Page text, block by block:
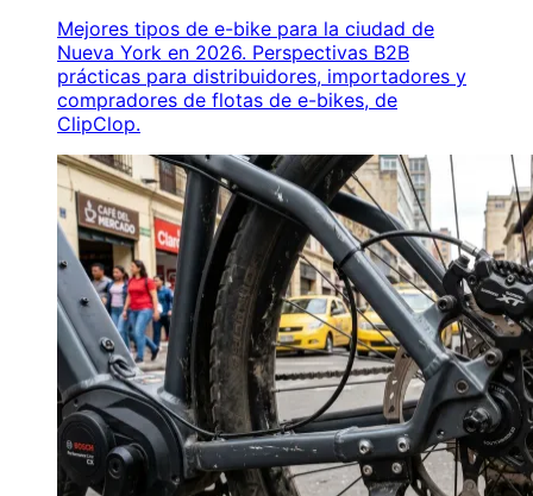
Mejores tipos de e-bike para la ciudad de
Nueva York en 2026. Perspectivas B2B
prácticas para distribuidores, importadores y
compradores de flotas de e-bikes, de
ClipClop.